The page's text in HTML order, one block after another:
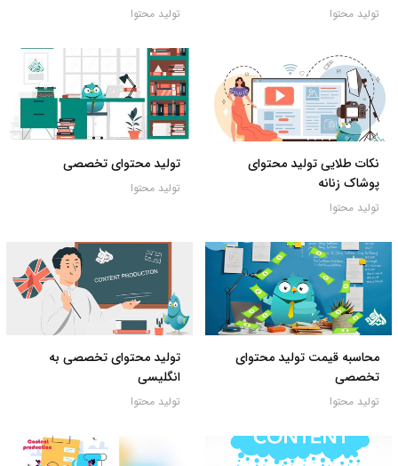
تولید محتوا تولید محتوا
نکات طلایی تولید محتوای
پوشاک زنانه
تولید محتوا
تولید محتوای تخصصی
تولید محتوا
محاسبه قیمت تولید محتوای
تخصصی
تولید محتوا
تولید محتوای تخصصی به
انگلیسی
تولید محتوا